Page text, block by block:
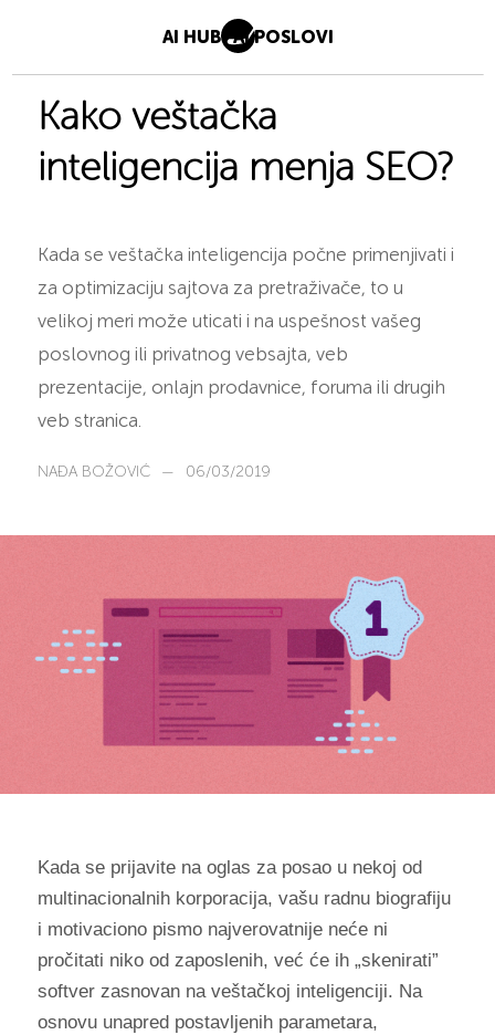
AI HUB AI POSLOVI
Kako veštačka
inteligencija menja SEO?
Kada se veštačka inteligencija počne primenjivati i
za optimizaciju sajtova za pretraživače, to u
velikoj meri može uticati i na uspešnost vašeg
poslovnog ili privatnog vebsajta, veb
prezentacije, onlajn prodavnice, foruma ili drugih
veb stranica.
NAĐA BOŽOVIĆ — 06/03/2019
Kada se prijavite na oglas za posao u nekoj od
multinacionalnih korporacija, vašu radnu biografiju
i motivaciono pismo najverovatnije neće ni
pročitati niko od zaposlenih, već će ih „skenirati”
softver zasnovan na veštačkoj inteligenciji. Na
osnovu unapred postavljenih parametara,